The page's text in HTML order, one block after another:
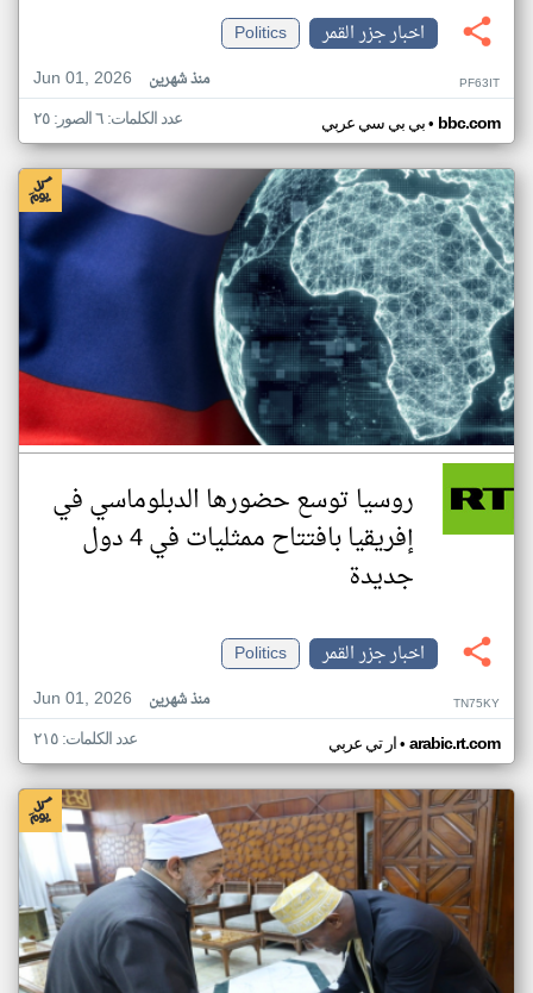
اخبار جزر القمر
Politics
Jun 01, 2026
منذ شهرين PF63IT
بي بي سي عربي• bbc.com عدد الكلمات: ٦ الصور: ٢٥
روسيا توسع حضورها الدبلوماسي في
إفريقيا بافتتاح ممثليات في 4 دول
جديدة
اخبار جزر القمر
Politics
Jun 01, 2026
منذ شهرين TN75KY
ار تي عربي• arabic.rt.com عدد الكلمات: ٢١٥